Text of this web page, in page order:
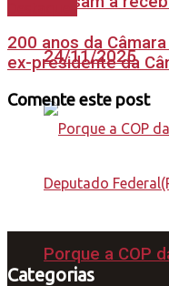
24/11/2025
Porque a COP
200 anos da
ex-presidente da
Comente este post
Categorias